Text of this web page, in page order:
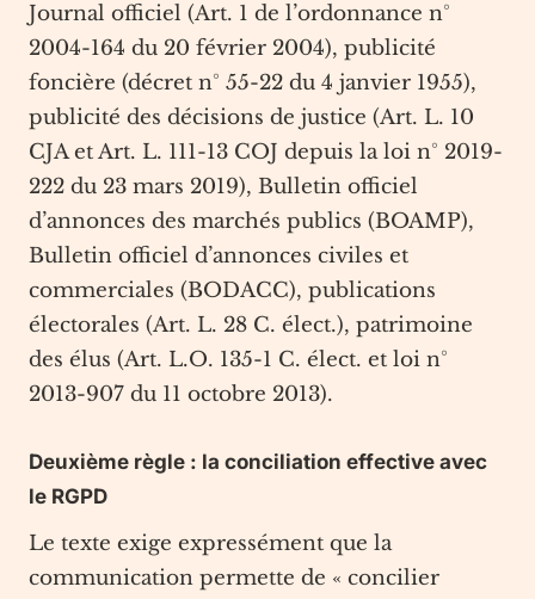
Journal officiel (Art. 1 de l’ordonnance n°
2004-164 du 20 février 2004), publicité
foncière (décret n° 55-22 du 4 janvier 1955),
publicité des décisions de justice (Art. L. 10
CJA et Art. L. 111-13 COJ depuis la loi n° 2019-
222 du 23 mars 2019), Bulletin officiel
d’annonces des marchés publics (BOAMP),
Bulletin officiel d’annonces civiles et
commerciales (BODACC), publications
électorales (Art. L. 28 C. élect.), patrimoine
des élus (Art. L.O. 135-1 C. élect. et loi n°
2013-907 du 11 octobre 2013).
Deuxième règle : la conciliation effective avec
le RGPD
Le texte exige expressément que la
communication permette de « concilier